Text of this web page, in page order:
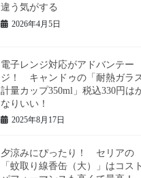
違う気がする
2026年4月5日
電子レンジ対応がアドバンテー
ジ！ キャンドゥの「耐熱ガラ
計量カップ350ml」税込330円は
なりいい！
2025年8月17日
夕涼みにぴったり！ セリアの
「蚊取り線香缶（大）」はコスト